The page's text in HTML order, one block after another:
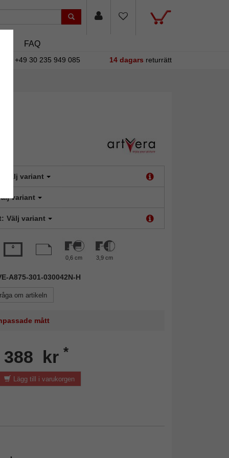
FAQ
+49 30 235 949 085 14 dagars returrätt
Välj variant
variant
Välj variant
0,6 cm 3,9 cm
A875-301-030042N-H
om artikeln
mått
388 kr *
Lägg till i varukorgen